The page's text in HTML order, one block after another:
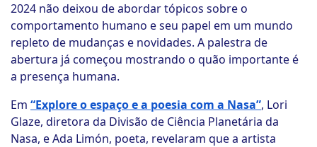
2024 não deixou de abordar tópicos sobre o
comportamento humano e seu papel em um mundo
repleto de mudanças e novidades. A palestra de
abertura já começou mostrando o quão importante é
a presença humana.
Em “Explore o espaço e a poesia com a Nasa”, Lori
Glaze, diretora da Divisão de Ciência Planetária da
Nasa, e Ada Limón, poeta, revelaram que a artista